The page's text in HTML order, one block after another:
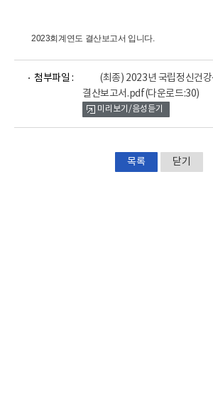
2023회계연도 결산보고서 입니다.
첨부파일 :
(최종) 2023년 국립정신건강
결산보고서.pdf(다운로드:30)
미리보기/음성듣기
목록 닫기